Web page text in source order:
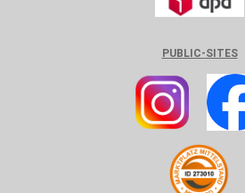
PUBLIC-SITES